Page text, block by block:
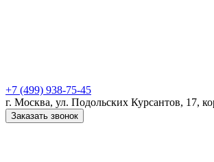
+7 (499) 938-75-45
г. Москва, ул. Подольских Курсантов, 17,
Заказать звонок